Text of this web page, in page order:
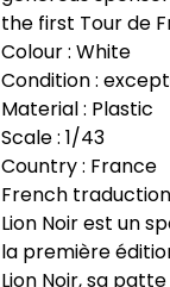
the first Tour de
Colour : White
Condition :
Material : Plastic
Scale : 1/43
Country : France
French
Lion Noir est un
la première
Lion Noir, sa